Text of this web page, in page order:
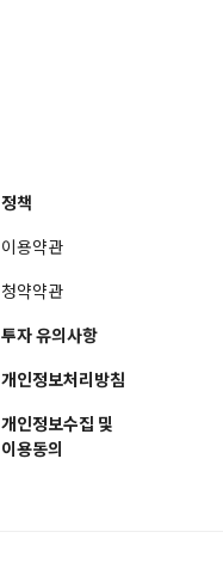
정책
이용약관
청약약관
투자 유의사항
개인정보처리방침
개인정보수집 및
이용동의